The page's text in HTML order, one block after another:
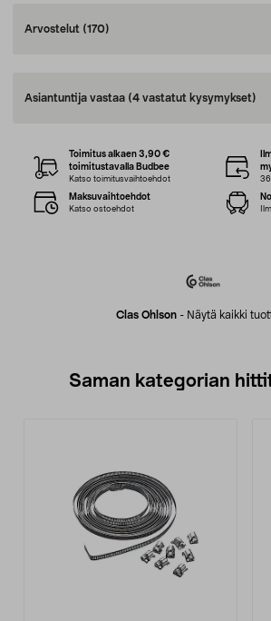
Arvostelut (170)
Asiantuntija vastaa (4 vastatut kysymykset)
Clas Ohlson - Näytä kaikki
Toimitus alkaen 3,90 €
toimitustavalla Budbee
Katso toimitusvaihtoehdot
Maksuvaihtoehdot
Katso ostoehdot
Saman kategorian